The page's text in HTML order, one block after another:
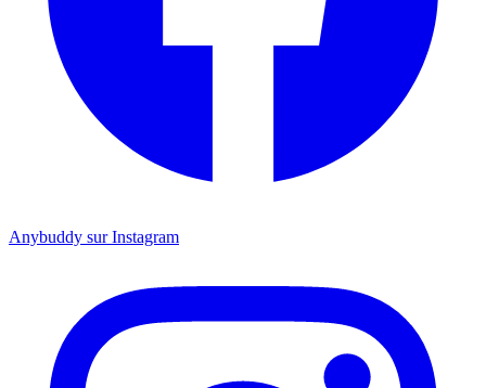
Anybuddy sur Instagram